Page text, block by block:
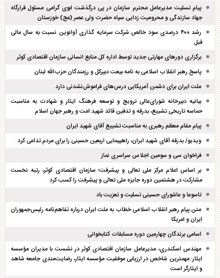
پیام تسلیت مدیرعامل محترم سازمان در پی درگذشت ابوی گرامی مسئول قرارگاه
جهاد سازندگی و محرومیت زدایی سپاه حضرت ولی عصر (عج) خوزستان
رشد ۴۰۰ درصدی سود خالص شرکت سرمایه گذاری آوانوین نسبت به سال مالی
قبل
برگزاری دور‌های مهارتی جدید توسط اداره کل منابع انسانی سازمان اقتصادی کوثر
پاسخ رهبر انقلاب اسلامی به نامه بیعت دبیرکل و رزمندگان حزب‌الله لبنان
ملت ایران برای دشمن آمریکایی درس‌های فراموش‌نشدنی دارد
بیانیه دبیرخانه شورای‌عالی ترویج و توسعه فرهنگ ایثار و شهادت به مناسبت
حماسه تاریخی تشییع، بدرقه و تدفین قائد شهید امت و رهبر جهان اسلام
پیام مقام معظم رهبری به مناسبت تشییع آقای شهید ایران
ویدیو/ بدرقه آقای شهید ایران، راهپیمایی اربعین حسینی را برای مردم تداعی کرد
فراخوان سی و سومین اجلاس سراسری نماز
بر اساس اعلام مرکز ملی تعالی و پیشرفت؛ سازمان اقتصادی کوثر، رتبه نخست
مشارکت در هشتمین دوره جایزه ملی تعالی و پیشرفت را کسب کرد
تاسوعا و عاشورای حسینی تسلیت و تعزیت باد
متن پیام رهبر انقلاب اسلامی خطاب به ملت ایران درباره تفاهم‌نامه رئیس‌جمهوران
ایران و امریکا
اسامی برندگان چهارمین دوره مسابقات کتابخوانی
مهندس اسکندری، مدیرعامل سازمان اقتصادی کوثر در نشست با مدیران مؤسسه
ایثار: مهمترین شاخص در ارزیابی موفقیت مؤسسه ایثار، رضایت‌مندی جامعه شاهد
و ایثارگر است